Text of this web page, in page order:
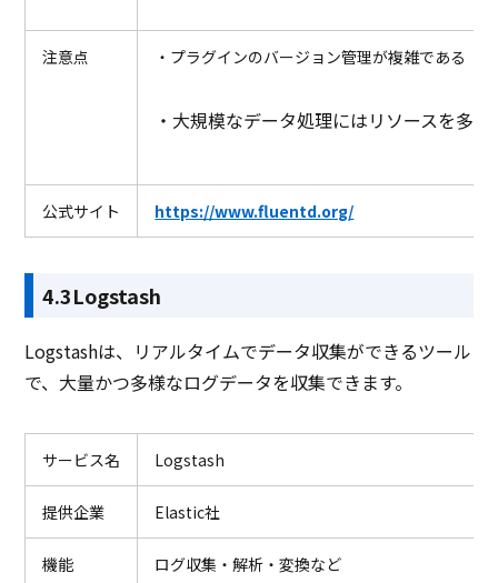
注意点 ・プラグインのバージョン管理が複雑である
・大規模なデータ処理にはリソースを多
公式サイト https://www.fluentd.org/
4.3Logstash
Logstashは、リアルタイムでデータ収集ができるツール
で、大量かつ多様なログデータを収集できます。
サービス名 Logstash
提供企業 Elastic社
機能 ログ収集・解析・変換など